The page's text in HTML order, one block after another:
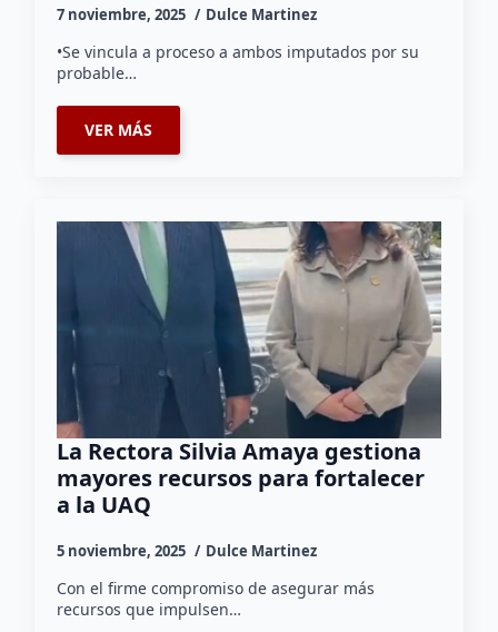
7 noviembre, 2025 Dulce Martinez
•Se vincula a proceso a ambos imputados por su
probable…
VER MÁS
La Rectora Silvia Amaya gestiona
mayores recursos para fortalecer
a la UAQ
5 noviembre, 2025 Dulce Martinez
Con el firme compromiso de asegurar más
recursos que impulsen…